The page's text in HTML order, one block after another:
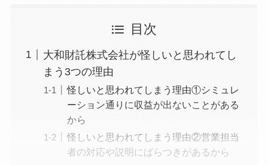
目次
大和財託株式会社が怪しいと思われてし
まう3つの理由
怪しいと思われてしまう理由①シミュレ
ーション通りに収益が出ないことがある
から
怪しいと思われてしまう理由②営業担当
者の対応や説明にばらつきがあるから